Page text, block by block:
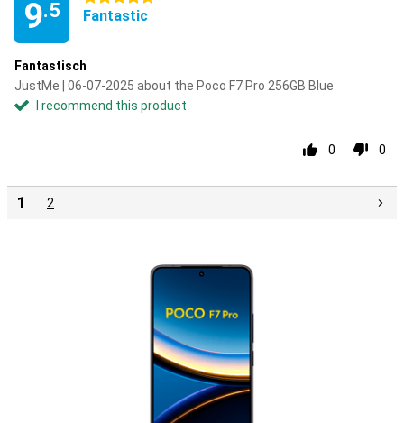
9.5 Fantastic
Fantastisch
JustMe | 06-07-2025 about the Poco F7 Pro 256GB Blue
I recommend this product
0 0
1 2